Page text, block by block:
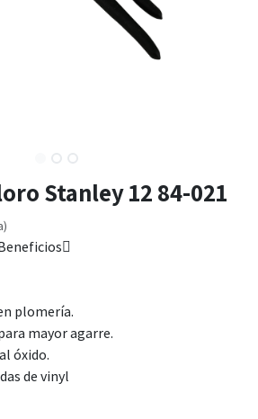
Stanley 12 84-021
plomería.
mayor agarre.
óxido.
de vinyl